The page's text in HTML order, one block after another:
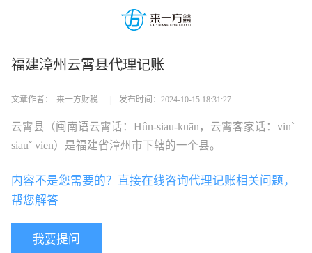
福建漳州云霄县代理记账
文章作者： 来一方财税 发布时间：2024-10-15 18:31:27
云霄县（闽南语云霄话：Hûn-siau-kuān，云霄客家话：vinˋ
siauˇ vien）是福建省漳州市下辖的一个县。
我要提问
内容不是您需要的？直接在线咨询代理记账相关问题，
帮您解答